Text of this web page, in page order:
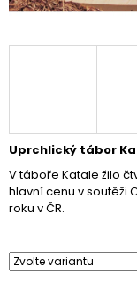
Uprchlický tábor
V táboře Katale žilo
hlavní cenu v soutěži
roku v ČR.
D
O
P
O
R
Č
U